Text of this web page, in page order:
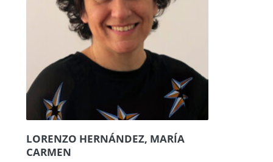
LORENZO HERNÁNDEZ, MARÍA
CARMEN